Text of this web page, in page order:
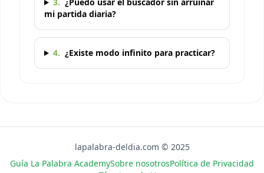
mi partida diaria?
4. ¿Existe modo infinito para practicar?
lapalabra-deldia.com © 2025
Guía La Palabra AcademySobre nosotrosPolítica de Privacidad